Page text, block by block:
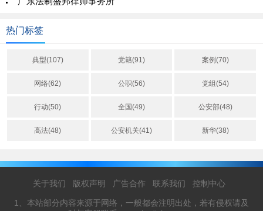
热门标签
典型(107) 党籍(91) 案例(70)
网络(62) 公职(56) 党组(54)
行动(50) 全国(49) 公安部(48)
高法(48) 公安机关(41) 新华(38)
关于我们 版权声明 广告合作 联系我们 控制中心
1、本站部分内容来源于网络，一般都会注明出处，若有侵权请及